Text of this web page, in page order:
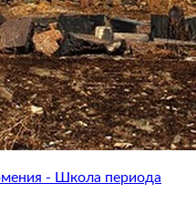
- Школа периода